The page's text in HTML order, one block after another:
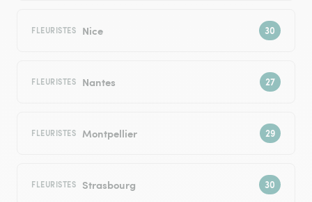
FLEURISTES Nice
FLEURISTES Nantes
FLEURISTES Montpellier
FLEURISTES Strasbourg